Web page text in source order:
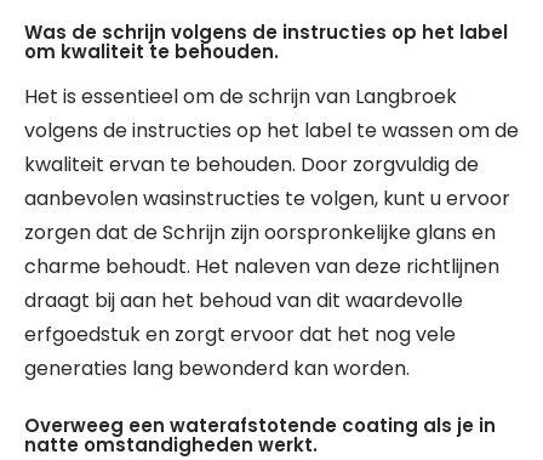
Was de schrijn volgens de instructies op het label
om kwaliteit te behouden.
Het is essentieel om de schrijn van Langbroek
volgens de instructies op het label te wassen om de
kwaliteit ervan te behouden. Door zorgvuldig de
aanbevolen wasinstructies te volgen, kunt u ervoor
zorgen dat de Schrijn zijn oorspronkelijke glans en
charme behoudt. Het naleven van deze richtlijnen
draagt bij aan het behoud van dit waardevolle
erfgoedstuk en zorgt ervoor dat het nog vele
generaties lang bewonderd kan worden.
Overweeg een waterafstotende coating als je in
natte omstandigheden werkt.